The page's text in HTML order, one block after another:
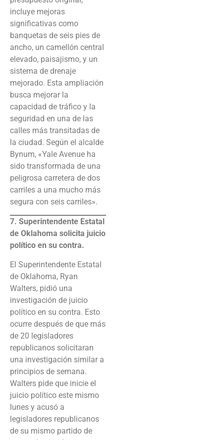
incluye mejoras
significativas como
banquetas de seis pies de
ancho, un camellón central
elevado, paisajismo, y un
sistema de drenaje
mejorado. Esta ampliación
busca mejorar la
capacidad de tráfico y la
seguridad en una de las
calles más transitadas de
la ciudad. Según el alcalde
Bynum, «Yale Avenue ha
sido transformada de una
peligrosa carretera de dos
carriles a una mucho más
segura con seis carriles».
7. Superintendente Estatal
de Oklahoma solicita juicio
político en su contra.
El Superintendente Estatal
de Oklahoma, Ryan
Walters, pidió una
investigación de juicio
político en su contra. Esto
ocurre después de que más
de 20 legisladores
republicanos solicitaran
una investigación similar a
principios de semana.
Walters pide que inicie el
juicio político este mismo
lunes y acusó a
legisladores republicanos
de su mismo partido de